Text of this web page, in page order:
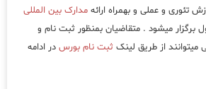
مدارک بین المللی
برگزار میشود . متقاضیان بمنظور ثبت نام و
میتوانند از طریق لینک ثبت نام بورس در ادامه